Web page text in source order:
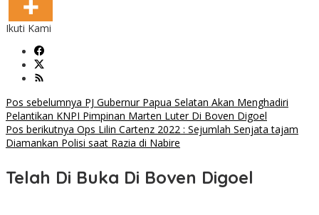
Ikuti Kami
Navigasi
pos
Pos sebelumnya PJ Gubernur Papua Selatan Akan Menghadiri
Pelantikan KNPI Pimpinan Marten Luter Di Boven Digoel
Pos berikutnya Ops Lilin Cartenz 2022 : Sejumlah Senjata tajam
Diamankan Polisi saat Razia di Nabire
Telah Di Buka Di Boven Digoel